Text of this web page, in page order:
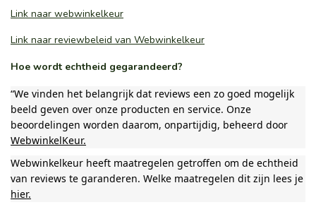
Link naar webwinkelkeur
Link naar reviewbeleid van Webwinkelkeur
Hoe wordt echtheid gegarandeerd?
“We vinden het belangrijk dat reviews een zo goed mogelijk
beeld geven over onze producten en service. Onze
beoordelingen worden daarom, onpartijdig, beheerd door
WebwinkelKeur.
Webwinkelkeur heeft maatregelen getroffen om de echtheid
van reviews te garanderen. Welke maatregelen dit zijn lees je
hier.